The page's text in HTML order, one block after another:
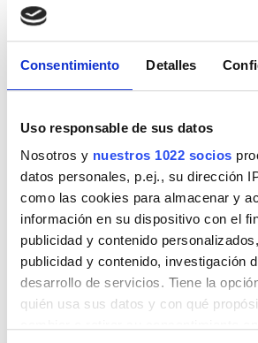
Consentimiento Detalles
Uso responsable de sus datos
Nosotros y nuestros 1022 socios
datos personales, p.ej., su dirección
como las cookies para almacenar y
información en su dispositivo con el
publicidad y contenido
publicidad y contenido, investigación
desarrollo de servicios. Tiene la
quién usa sus datos y con qué
Medical Director
Opciones de pago
Transferencia bancaria
Se acepta TSE
Se acepta GHIC
Reseñas